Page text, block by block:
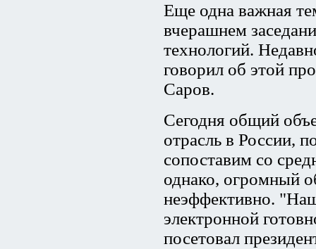
Еще одна важная
вчерашнем
технологий.
говорил об этой
Саров.
Сегодня общий
отрасль в России,
сопоставим со
однако, огромный
неэффективно.
электронной
посетовал